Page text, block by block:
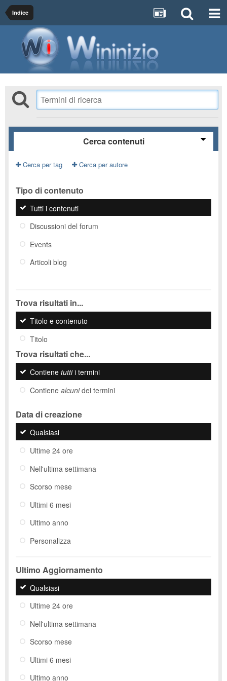
Indice
Cerca contenuti
Cerca per tag Cerca per autore
Tipo di contenuto
Tutti i contenuti
Discussioni del forum
Events
Articoli blog
Trova risultati in...
Titolo e contenuto
Titolo
Trova risultati che...
Contiene tuttii termini
Contiene alcunidei termini
Data di creazione
Qualsiasi
Ultime 24 ore
Nell'ultima settimana
Scorso mese
Ultimi 6 mesi
Ultimo anno
Personalizza
Ultimo Aggiornamento
Qualsiasi
Ultime 24 ore
Nell'ultima settimana
Scorso mese
Ultimi 6 mesi
Ultimo anno